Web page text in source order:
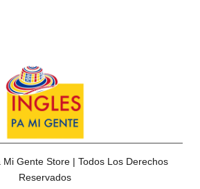
Gente Store | Todos Los Derechos
Reservados